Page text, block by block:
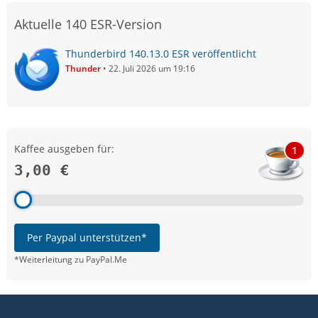
Aktuelle 140 ESR-Version
Thunderbird 140.13.0 ESR veröffentlicht
Thunder 22. Juli 2026 um 19:16
Kaffee ausgeben für:
3,00 €
1
Per Paypal unterstützen*
*Weiterleitung zu PayPal.Me